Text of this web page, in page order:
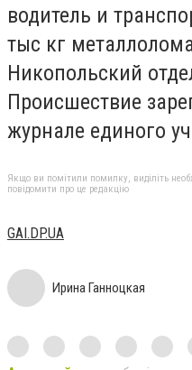
водитель и
тыс кг
Никопольский
Происшествие
журнале единого
Якщо ви помітили помилку, виділіть
повідомити про це редакцію
GAI.DP.UA
Ирина Ганноцкая